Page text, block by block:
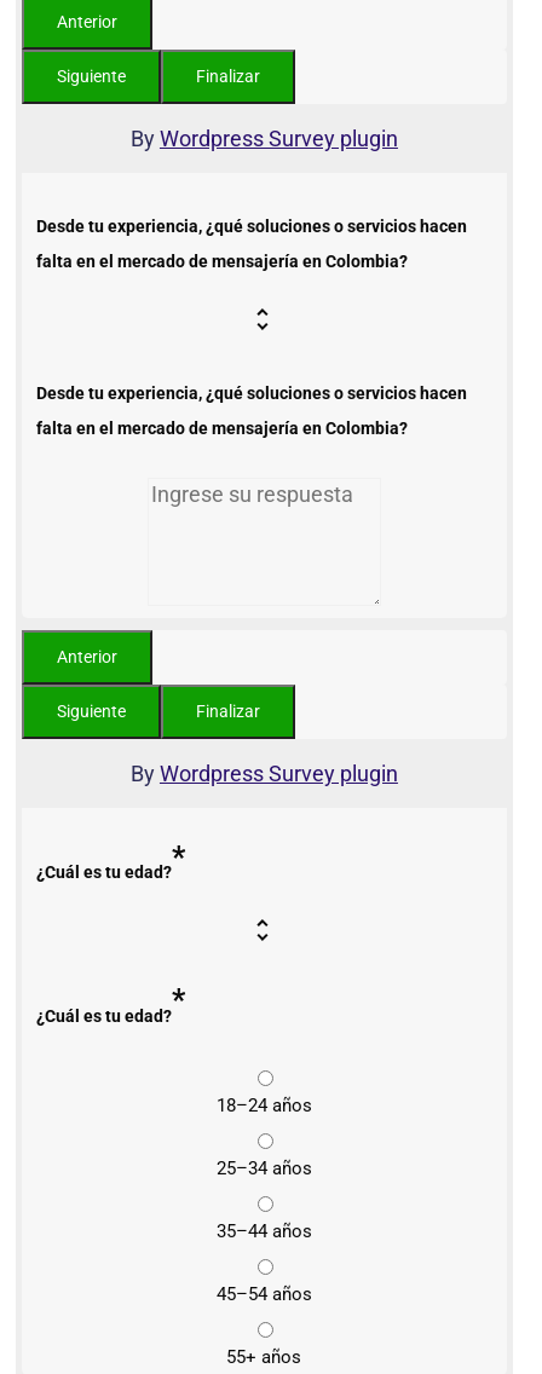
ByWordpress Survey plugin
Desde tu experiencia, ¿qué soluciones o servicios hacen
falta en el mercado de mensajería en Colombia?
Desde tu experiencia, ¿qué soluciones o servicios hacen
falta en el mercado de mensajería en Colombia?
ByWordpress Survey plugin
¿Cuál es tu edad?*
¿Cuál es tu edad?*
18–24 años
25–34 años
35–44 años
45–54 años
55+ años